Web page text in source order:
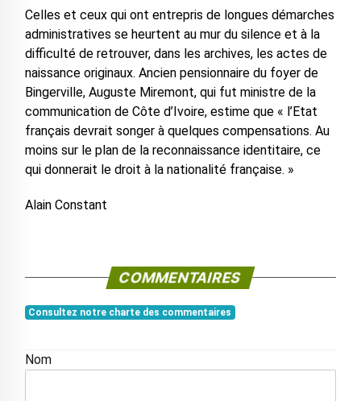
Celles et ceux qui ont entrepris de longues démarches
administratives se heurtent au mur du silence et à la
difficulté de retrouver, dans les archives, les actes de
naissance originaux. Ancien pensionnaire du foyer de
Bingerville, Auguste Miremont, qui fut ministre de la
communication de Côte d’Ivoire, estime que « l’Etat
français devrait songer à quelques compensations. Au
moins sur le plan de la reconnaissance identitaire, ce
qui donnerait le droit à la nationalité française. »
Alain Constant
COMMENTAIRES
Consultez notre charte des commentaires
Nom